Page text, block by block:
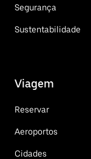
Segurança
Sustentabilidade
Viagem
Reservar
Aeroportos
Cidades